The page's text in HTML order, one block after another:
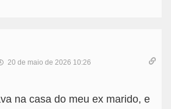
20 de maio de 2026 10:26
na casa do meu ex marido, e